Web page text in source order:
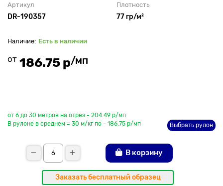
Артикул
DR-190357
Плотность
77 гр/м²
Есть в наличии
от 186.75 р/мп
от 6 до 30 метров на отрез - 204.49 р/мп
В рулоне в среднем = 30 м/кг по - 186.75 р/мп
Выбрать рулон
В корзину
Заказать бесплатный образец